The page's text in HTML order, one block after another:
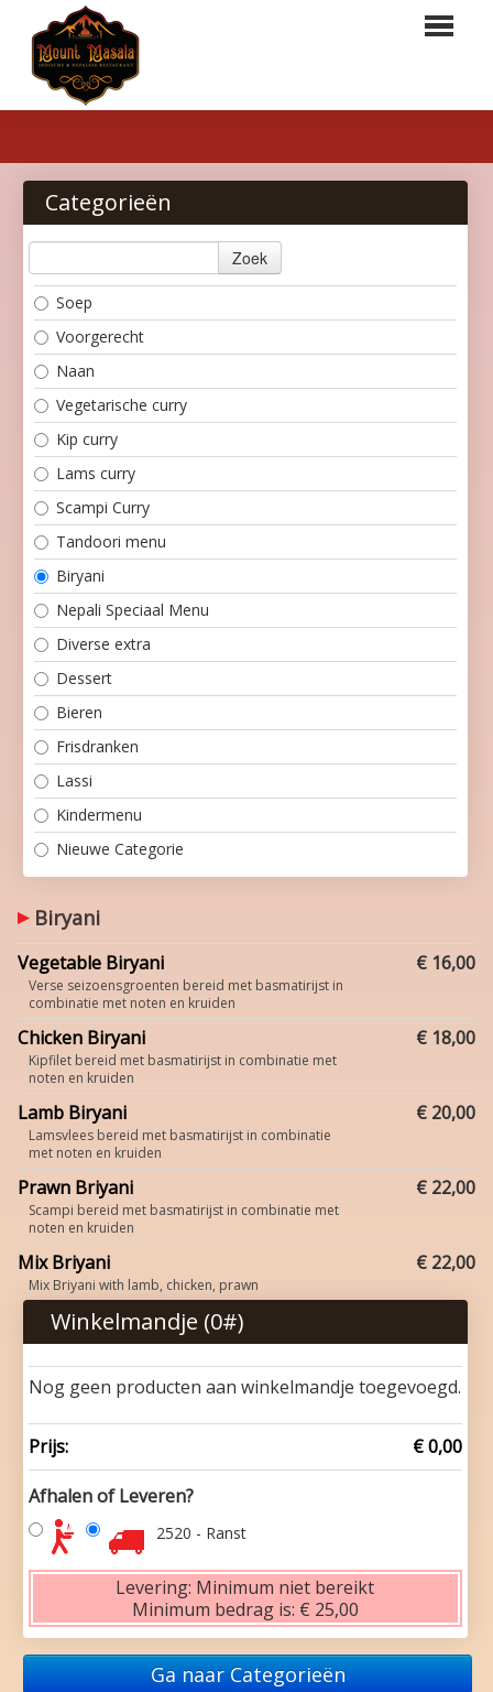
BESTELLEN
MENU
RESERVATIES
LOGIN
CONTACT
Categorieën
Zoek
Soep
Voorgerecht
Naan
Vegetarische curry
Kip curry
Lams curry
Scampi Curry
Tandoori menu
Biryani
Nepali Speciaal Menu
Diverse extra
Dessert
Bieren
Frisdranken
Lassi
Kindermenu
Nieuwe Categorie
Biryani
Vegetable Biryani
Verse seizoensgroenten bereid met basmatirijst in
combinatie met noten en kruiden
€ 16,00
Chicken Biryani
Kipfilet bereid met basmatirijst in combinatie met
noten en kruiden
€ 18,00
Lamb Biryani
Lamsvlees bereid met basmatirijst in combinatie
met noten en kruiden
€ 20,00
Prawn Briyani
Scampi bereid met basmatirijst in combinatie met
noten en kruiden
€ 22,00
Mix Briyani
Mix Briyani with lamb, chicken, prawn
€ 22,00
Winkelmandje (0#)
Nog geen producten aan winkelmandje toegevoegd.
Prijs: € 0,00
Afhalen of Leveren?
2520 - Ranst
Levering: Minimum niet bereikt
Minimum bedrag is: € 25,00
Ga naar Categorieën